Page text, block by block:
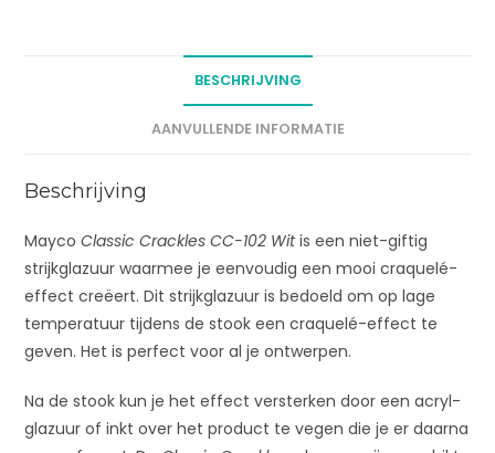
:
BESCHRIJVING
AANVULLENDE INFORMATIE
Beschrijving
MaycoClassic Crackles CC-102 Witis een niet-giftig
strijkglazuur waarmee je eenvoudig een mooi craquelé-
effect creëert. Dit strijkglazuur is bedoeld om op lage
temperatuur tijdens de stook een craquelé-effect te
geven. Het is perfect voor al je ontwerpen.
Na de stook kun je het effect versterken door een acryl-
glazuur of inkt over het product te vegen die je er daarna